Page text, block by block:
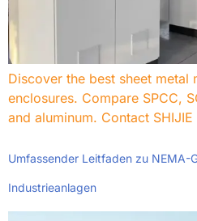
Discover the best sheet metal
enclosures. Compare SPCC,
and aluminum. Contact
Umfassender Leitfaden zu NEMA-
Industrieanlagen